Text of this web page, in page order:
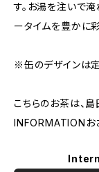
す。お湯を注いで
ータイムを豊かに彩
※缶のデザインは
こちらのお茶は、
INFORMATIONお